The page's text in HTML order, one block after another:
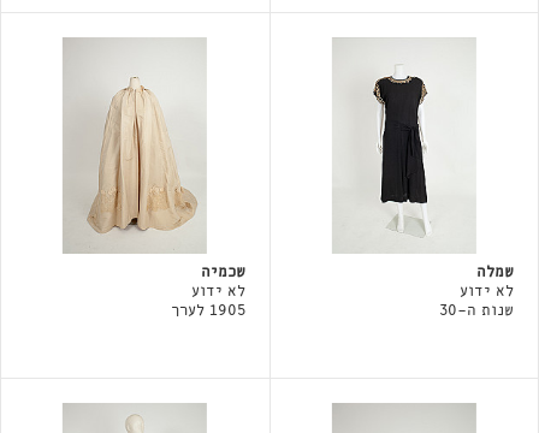
שמלה
לא ידוע
שנות ה-30
שכמיה
לא ידוע
1905 לערך